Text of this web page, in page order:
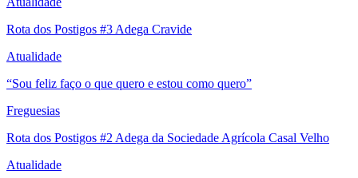
Rota dos Postigos #3 Adega Cravide
Atualidade
“Sou feliz faço o que quero e estou como quero”
Freguesias
Rota dos Postigos #2 Adega da Sociedade Agrícola Casal Velho
Atualidade